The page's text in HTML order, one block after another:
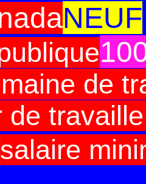
NEUF
de
de
salaire